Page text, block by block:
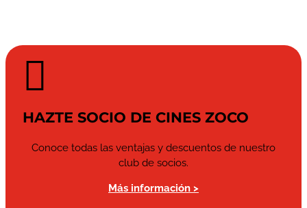

HAZTE SOCIO DE CINES ZOCO
Conoce todas las ventajas y descuentos de nuestro
club de socios.
Más información >